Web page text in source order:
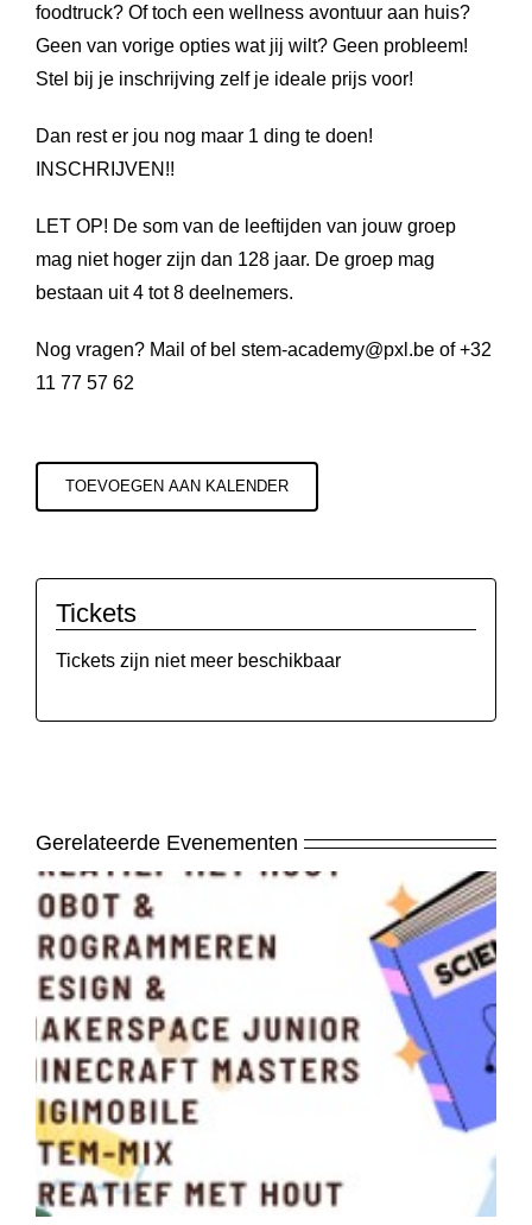
foodtruck? Of toch een wellness avontuur aan huis?
Geen van vorige opties wat jij wilt? Geen probleem!
Stel bij je inschrijving zelf je ideale prijs voor!
Dan rest er jou nog maar 1 ding te doen!
INSCHRIJVEN!!
LET OP! De som van de leeftijden van jouw groep
mag niet hoger zijn dan 128 jaar. De groep mag
bestaan uit 4 tot 8 deelnemers.
Nog vragen? Mail of bel stem-academy@pxl.be of +32
11 77 57 62
TOEVOEGEN AAN KALENDER
Tickets
Tickets zijn niet meer beschikbaar
Gerelateerde Evenementen